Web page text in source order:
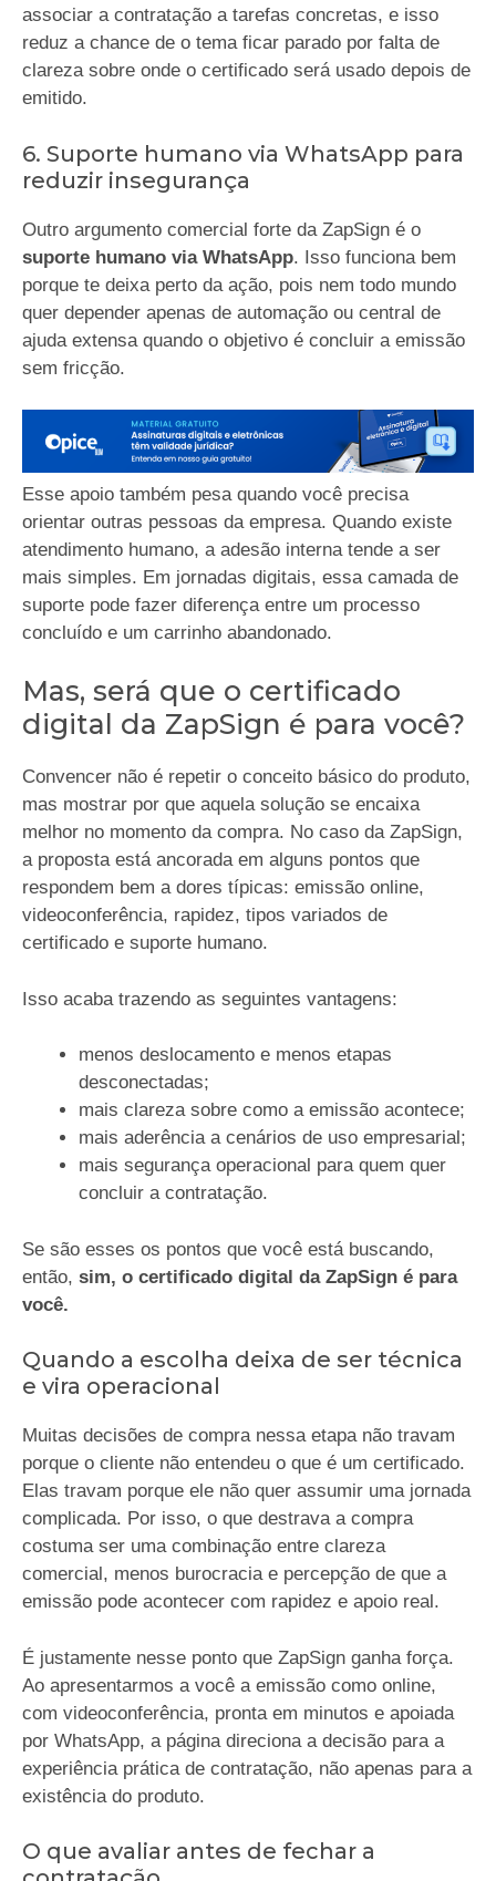
associar a contratação a tarefas concretas, e isso
reduz a chance de o tema ficar parado por falta de
clareza sobre onde o certificado será usado depois de
emitido.
6. Suporte humano via WhatsApp para
reduzir insegurança
Outro argumento comercial forte da ZapSign é o
suporte humano via WhatsApp. Isso funciona bem
porque te deixa perto da ação, pois nem todo mundo
quer depender apenas de automação ou central de
ajuda extensa quando o objetivo é concluir a emissão
sem fricção.
Esse apoio também pesa quando você precisa
orientar outras pessoas da empresa. Quando existe
atendimento humano, a adesão interna tende a ser
mais simples. Em jornadas digitais, essa camada de
suporte pode fazer diferença entre um processo
concluído e um carrinho abandonado.
Mas, será que o certificado
digital da ZapSign é para você?
Convencer não é repetir o conceito básico do produto,
mas mostrar por que aquela solução se encaixa
melhor no momento da compra. No caso da ZapSign,
a proposta está ancorada em alguns pontos que
respondem bem a dores típicas: emissão online,
videoconferência, rapidez, tipos variados de
certificado e suporte humano.
Isso acaba trazendo as seguintes vantagens:
menos deslocamento e menos etapas
desconectadas;
mais clareza sobre como a emissão acontece;
mais aderência a cenários de uso empresarial;
mais segurança operacional para quem quer
concluir a contratação.
Se são esses os pontos que você está buscando,
então, sim, o certificado digital da ZapSign é para
você.
Quando a escolha deixa de ser técnica
e vira operacional
Muitas decisões de compra nessa etapa não travam
porque o cliente não entendeu o que é um certificado.
Elas travam porque ele não quer assumir uma jornada
complicada. Por isso, o que destrava a compra
costuma ser uma combinação entre clareza
comercial, menos burocracia e percepção de que a
emissão pode acontecer com rapidez e apoio real.
É justamente nesse ponto que ZapSign ganha força.
Ao apresentarmos a você a emissão como online,
com videoconferência, pronta em minutos e apoiada
por WhatsApp, a página direciona a decisão para a
experiência prática de contratação, não apenas para a
existência do produto.
O que avaliar antes de fechar a